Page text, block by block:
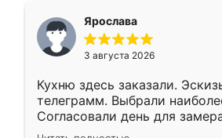
Ярослава
3 августа 2026
Кухню здесь заказали.
телеграмм. Выбрали
Согласовали день для
недели кухня была уже